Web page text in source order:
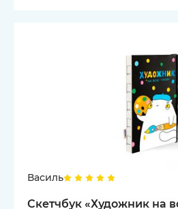
Василь
Скетчбук «Художник на